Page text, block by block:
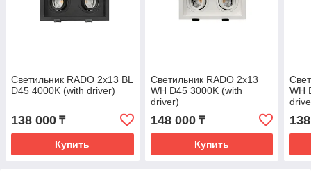
Светильник RADO 2x13 BL
D45 4000K (with driver)
138 000 ₸
Купить
Светильник RADO 2x13
WH D45 3000K (with
driver)
148 000₸
Купить
WH